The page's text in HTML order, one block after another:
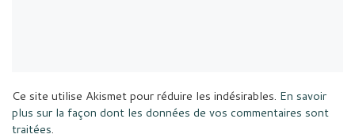
Ce site utilise Akismet pour réduire les indésirables. En savoir
plus sur la façon dont les données de vos commentaires sont
traitées.